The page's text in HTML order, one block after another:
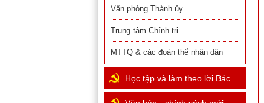
Văn phòng Thành ủy
Trung tâm Chính trị
MTTQ & các đoàn thể nhân dân
Học tập và làm theo lời Bác